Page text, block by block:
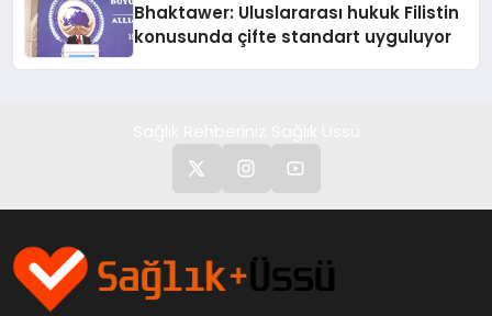
Bhaktawer: Uluslararası hukuk Filistin
konusunda çifte standart uyguluyor